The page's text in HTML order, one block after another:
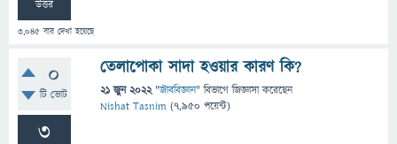
উত্তর
3,045 বার দেখা হয়েছে
0
টি ভোট
3
তেলাপোকা সাদা হওয়ার কারণ কি?
21 জুন 2022 "জীববিজ্ঞান" বিভাগে জিজ্ঞাসাকরেছেন
Nishat Tasnim (7,950 পয়েন্ট)